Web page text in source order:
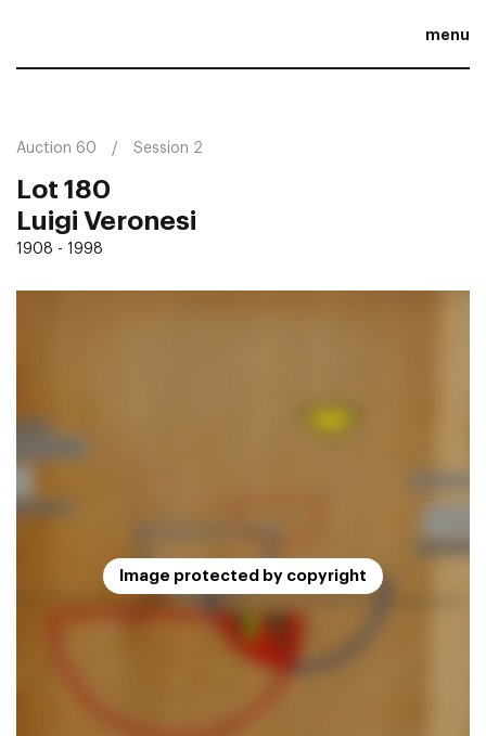
menu
Auction 60 Session 2
Lot 180
Luigi Veronesi
1908 - 1998
Image protected by copyright